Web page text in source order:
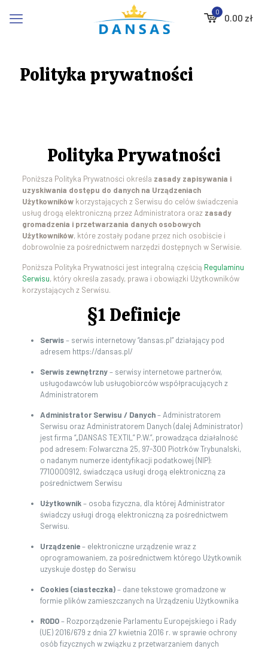
0
0.00 zł
Polityka prywatności
Polityka Prywatności
Poniższa Polityka Prywatności określa zasady zapisywania i
uzyskiwania dostępu do danych na Urządzeniach
Użytkownikówkorzystających z Serwisu do celów świadczenia
usług drogą elektroniczną przez Administratora oraz zasady
gromadzenia i przetwarzania danych osobowych
Użytkowników, które zostały podane przez nich osobiście i
dobrowolnie za pośrednictwem narzędzi dostępnych w Serwisie.
Poniższa Polityka Prywatności jest integralną częścią Regulaminu
Serwisu, który określa zasady, prawa i obowiązki Użytkowników
korzystających z Serwisu.
§1 Definicje
Serwis– serwis internetowy “dansas.pl” działający pod
adresem https://dansas.pl/
Serwis zewnętrzny– serwisy internetowe partnerów,
usługodawców lub usługobiorców współpracujących z
Administratorem
Administrator Serwisu / Danych– Administratorem
Serwisu oraz Administratorem Danych (dalej Administrator)
jest firma “„DANSAS TEXTIL” P.W.”, prowadząca działalność
pod adresem: Folwarczna 25, 97-300 Piotrków Trybunalski,
o nadanym numerze identyfikacji podatkowej (NIP):
7710000912, świadcząca usługi drogą elektroniczną za
pośrednictwem Serwisu
Użytkownik– osoba fizyczna, dla której Administrator
świadczy usługi drogą elektroniczną za pośrednictwem
Serwisu.
Urządzenie– elektroniczne urządzenie wraz z
oprogramowaniem, za pośrednictwem którego Użytkownik
uzyskuje dostęp do Serwisu
Cookies (ciasteczka)– dane tekstowe gromadzone w
formie plików zamieszczanych na Urządzeniu Użytkownika
RODO– Rozporządzenie Parlamentu Europejskiego i Rady
(UE) 2016/679 z dnia 27 kwietnia 2016 r. w sprawie ochrony
osób fizycznych w związku z przetwarzaniem danych